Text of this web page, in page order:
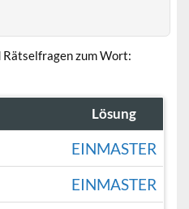
zum Wort:
Lösung
EINMASTER
EINMASTER